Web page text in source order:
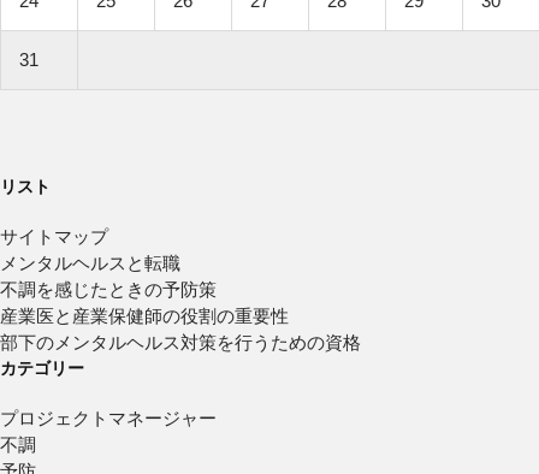
31
リスト
サイトマップ
メンタルヘルスと転職
不調を感じたときの予防策
産業医と産業保健師の役割の重要性
部下のメンタルヘルス対策を行うための資格
カテゴリー
プロジェクトマネージャー
不調